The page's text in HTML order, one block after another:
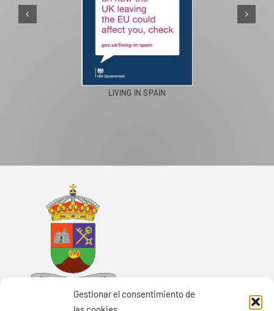
Gestionar el consentimiento de
LIVING IN SPAIN